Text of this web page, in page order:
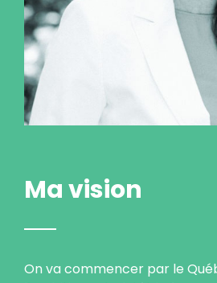
Ma vision
On va commencer par le